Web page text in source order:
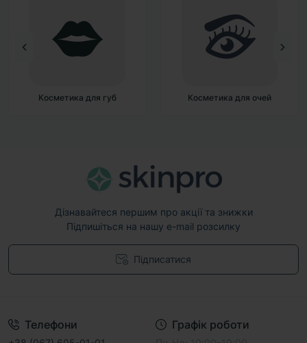
Косметика для очей Косметика для обличчя
Дізнавайтеся першим про акції та знижки
Підпишіться на нашу e-mail розсилку
Підписатися
Телефони Графік роботи